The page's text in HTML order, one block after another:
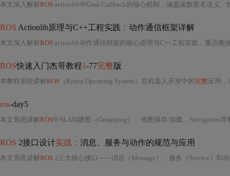
本文深入解析ROS actionlib中Goal Callback的核心机制，涵盖函数签名语义、线程安全边界、状
ROS Actionlib原理与C++工程实践 ： 动作通信框架详解
本文深入解析ROS actionlib动作通信框架的核心原理与C++工程实践，重点阐述其相较于topic和服务的适用场景——支持目标、反馈、结
ROS快速入门杰哥教程1-77完整版
本教程系统讲解ROS （Robot Operating System）在机器人开发中的完整应用，
ros-day5
本文系统讲解ROS中SLAM建图（Gmapping）、地图保存/加载、Navigation
ROS 2接口设计实战： 消息、服务与动作的规范与应用
本文系统讲解ROS 2三大核心接口——消息（Message）、服务（Service）和